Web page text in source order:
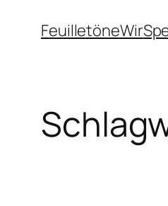
InhaltFeuilletöneWir